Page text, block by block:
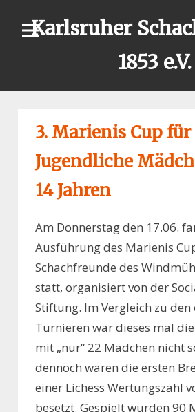
Karlsruher
1853 e.V.
3. Marienis Cup für
Jugendliche
14 Jahren
Am Donnerstag den 17.06.
Ausführung des Marienis
Schachfreunde des
statt, organisiert von der
Stiftung. Im Vergleich zu den
Turnieren war dieses mal
mit „nur“ 22 Mädchen nicht
dennoch waren die ersten
einer Lichess Wertungszahl
besetzt. Gespielt wurden 90